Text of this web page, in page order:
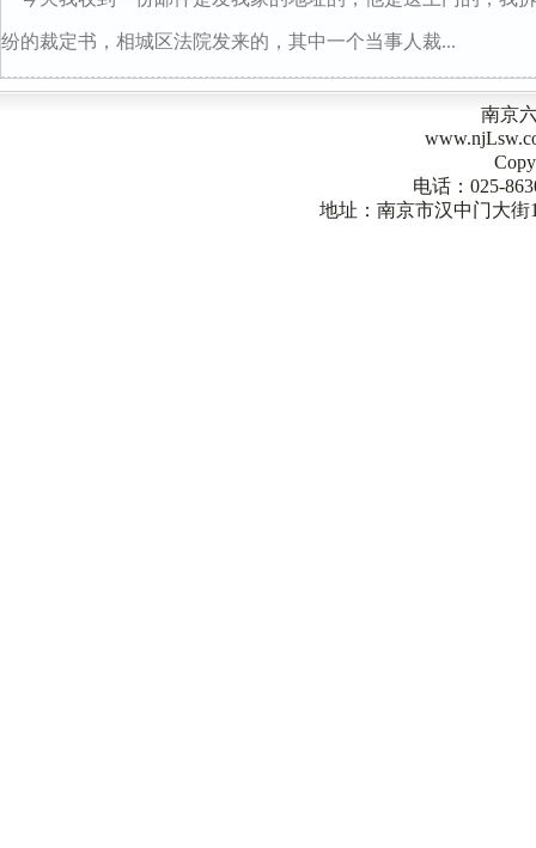
纷的裁定书，相城区法院发来的，其中一个当事人裁...
南京
电话：025-
地址：南京市汉中门大